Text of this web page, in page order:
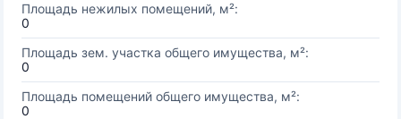
Площадь нежилых помещений, м²:
0
Площадь зем. участка общего имущества, м²:
0
Площадь помещений общего имущества, м²:
0